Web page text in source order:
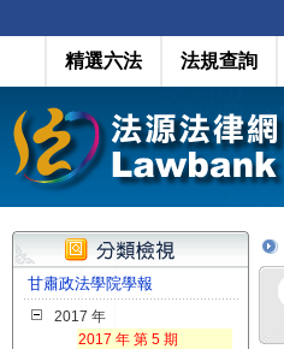
精選六法 法規查詢
甘肅政法學院學報
2017 年
2017 年 第 5 期